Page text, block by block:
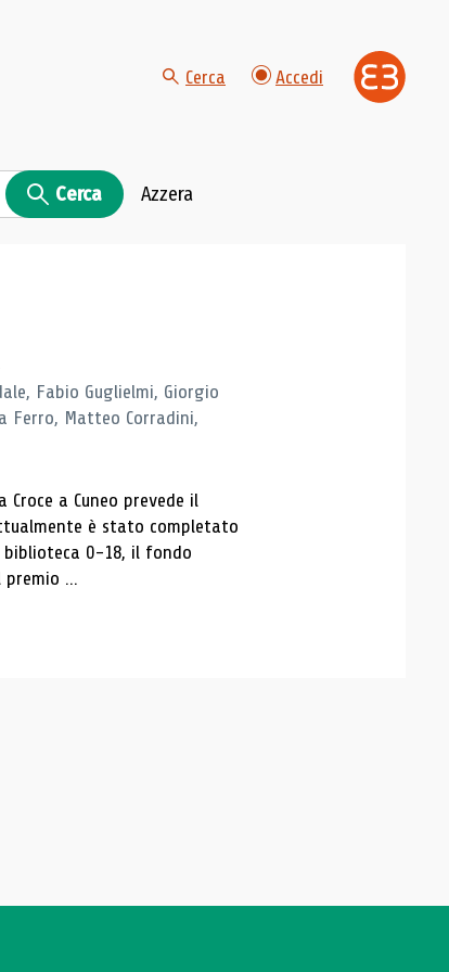
Cerca Accedi
Cerca Azzera
Fabio Guglielmi, Giorgio
Ferro, Matteo Corradini,
a Cuneo prevede il
è stato completato
0-18, il fondo
premio ...